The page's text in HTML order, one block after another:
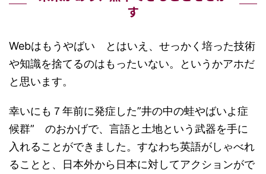
す
Webはもうやばい とはいえ、せっかく培った技術
や知識を捨てるのはもったいない。というかアホだ
と思います。
幸いにも７年前に発症した”井の中の蛙やばいよ症
候群” のおかげで、言語と土地という武器を手に
入れることができました。すなわち英語がしゃべれ
ることと、日本外から日本に対してアクションがで